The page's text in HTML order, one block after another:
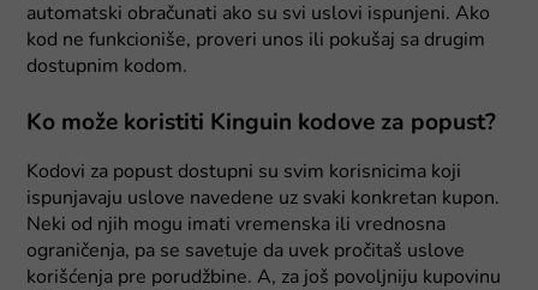
automatski obračunati ako su svi uslovi ispunjeni. Ako
kod ne funkcioniše, proveri unos ili pokušaj sa drugim
dostupnim kodom.
Ko može koristiti Kinguin kodove za popust?
Kodovi za popust dostupni su svim korisnicima koji
ispunjavaju uslove navedene uz svaki konkretan kupon.
Neki od njih mogu imati vremenska ili vrednosna
ograničenja, pa se savetuje da uvek pročitaš uslove
korišćenja pre porudžbine. A, za još povoljniju kupovinu